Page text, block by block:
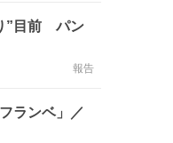
”目前 パン
報告
ランベ」／